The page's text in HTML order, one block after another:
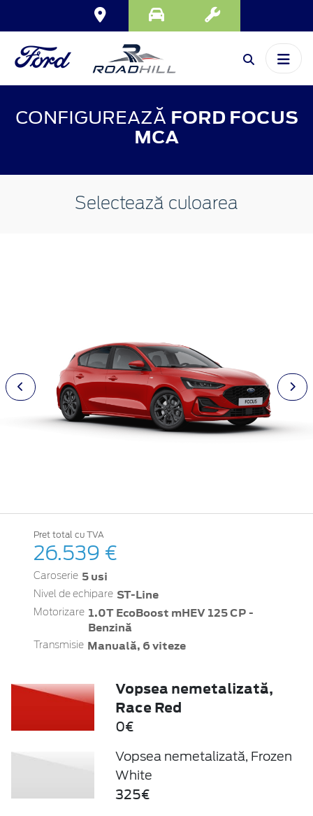
CONFIGUREAZĂ FORD FOCUS
MCA
Selectează culoarea
Pret total cu TVA
26.539 €
Caroserie 5 usi
Nivel de echipare ST-Line
Motorizare 1.0T EcoBoost mHEV 125 CP -
Benzină
Transmisie Manuală, 6 viteze
Vopsea nemetalizată,
Race Red
0€
Vopsea nemetalizată, Frozen
White
325€